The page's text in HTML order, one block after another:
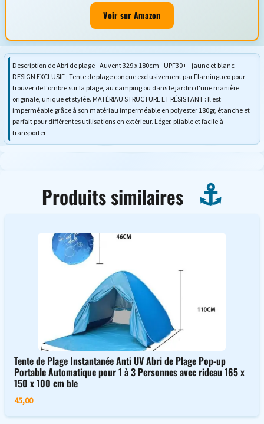
Voir sur Amazon
Description de Abri de plage - Auvent 329 x 180cm - UPF30+ - jaune et blanc
DESIGN EXCLUSIF : Tente de plage conçue exclusivement par Flamingueo pour
trouver de l'ombre sur la plage, au camping ou dans le jardin d'une manière
originale, unique et stylée. MATÉRIAU STRUCTURE ET RÉSISTANT : Il est
imperméable grâce à son matériau imperméable en polyester 180gr, étanche et
parfait pour différentes utilisations en extérieur. Léger, pliable et facile à
transporter
Produits similaires
Tente de Plage Instantanée Anti UV Abri de Plage Pop-up
Portable Automatique pour 1 à 3 Personnes avec rideau 165 x
150 x 100 cm ble
45,00